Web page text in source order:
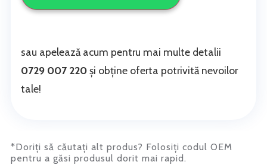
sau apelează acum pentru mai multe detalii
0729 007 220și obține oferta potrivită nevoilor
tale!
*Doriți să căutați alt produs? Folosiți codul OEM
pentru a găsi produsul dorit mai rapid.